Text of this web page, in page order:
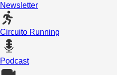
Newsletter
Circuito Running
Podcast